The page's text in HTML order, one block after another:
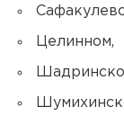
Целинном,